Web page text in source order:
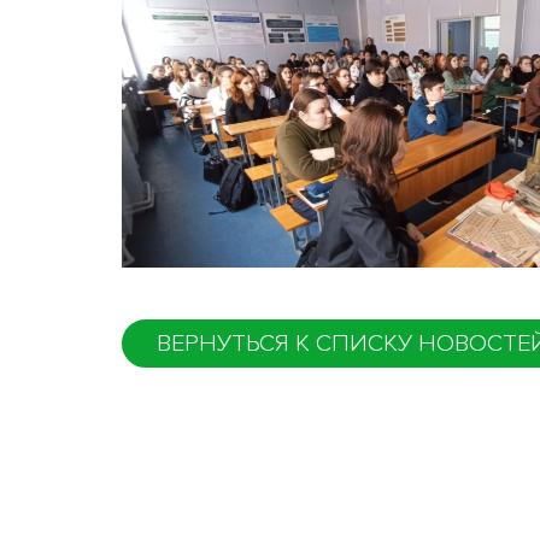
ВЕРНУТЬСЯ К СПИСКУ